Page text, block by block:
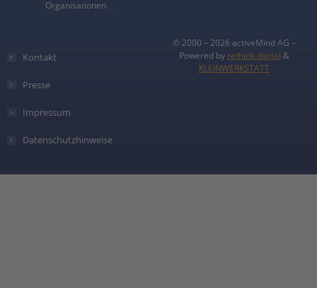
Organisationen.
Kontakt
Presse
Impressum
Datenschutzhinweise
© 2000 – 2026 activeMind AG –
Powered by rethink digital &
KLEINWERKSTATT